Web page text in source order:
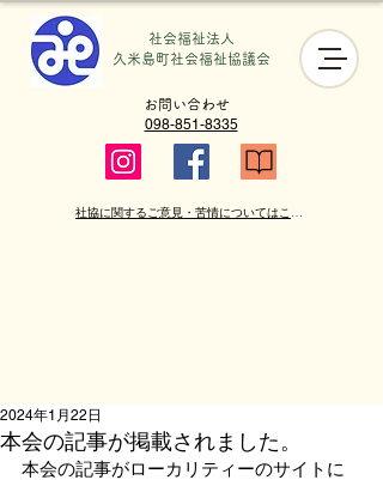
社会福祉法人
​久米島町社会福祉協議会
098-851-8335
お問い合わせ
社協に関するご意見・苦情についてはこちら
本会の記事が掲載されました。
2024年1月22日
本会の記事がローカリティーのサイトに